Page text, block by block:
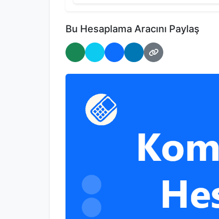
Bu Hesaplama Aracını Paylaş
WhatsApp'ta Paylaş
Twitter'da Paylaş
Facebook'ta Paylaş
LinkedIn'de Paylaş
Bağlantıyı